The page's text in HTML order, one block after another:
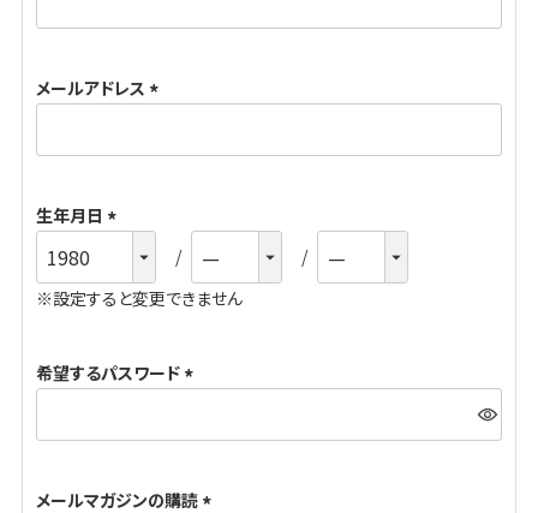
必
)
メールアドレス
必
生年月日
必
須
※設定すると変更できません
希望するパスワード
必
)
メールマガジンの購読